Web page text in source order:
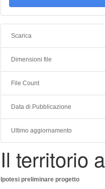
Scarica
Dimensioni file
File Count
Data di Pubblicazione
Ultimo aggiornamento
Il territorio
Ipotesi preliminare progetto